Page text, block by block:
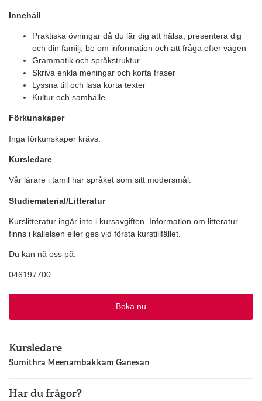
Innehåll
Praktiska övningar då du lär dig att hälsa, presentera dig
och din familj, be om information och att fråga efter vägen
Grammatik och språkstruktur
Skriva enkla meningar och korta fraser
Lyssna till och läsa korta texter
Kultur och samhälle
Förkunskaper
Inga förkunskaper krävs.
Kursledare
Vår lärare i tamil har språket som sitt modersmål.
Studiematerial/Litteratur
Kurslitteratur ingår inte i kursavgiften. Information om litteratur
finns i kallelsen eller ges vid första kurstillfället.
Du kan nå oss på:
046197700
Boka nu
Kursledare
Sumithra Meenambakkam Ganesan
Har du frågor?